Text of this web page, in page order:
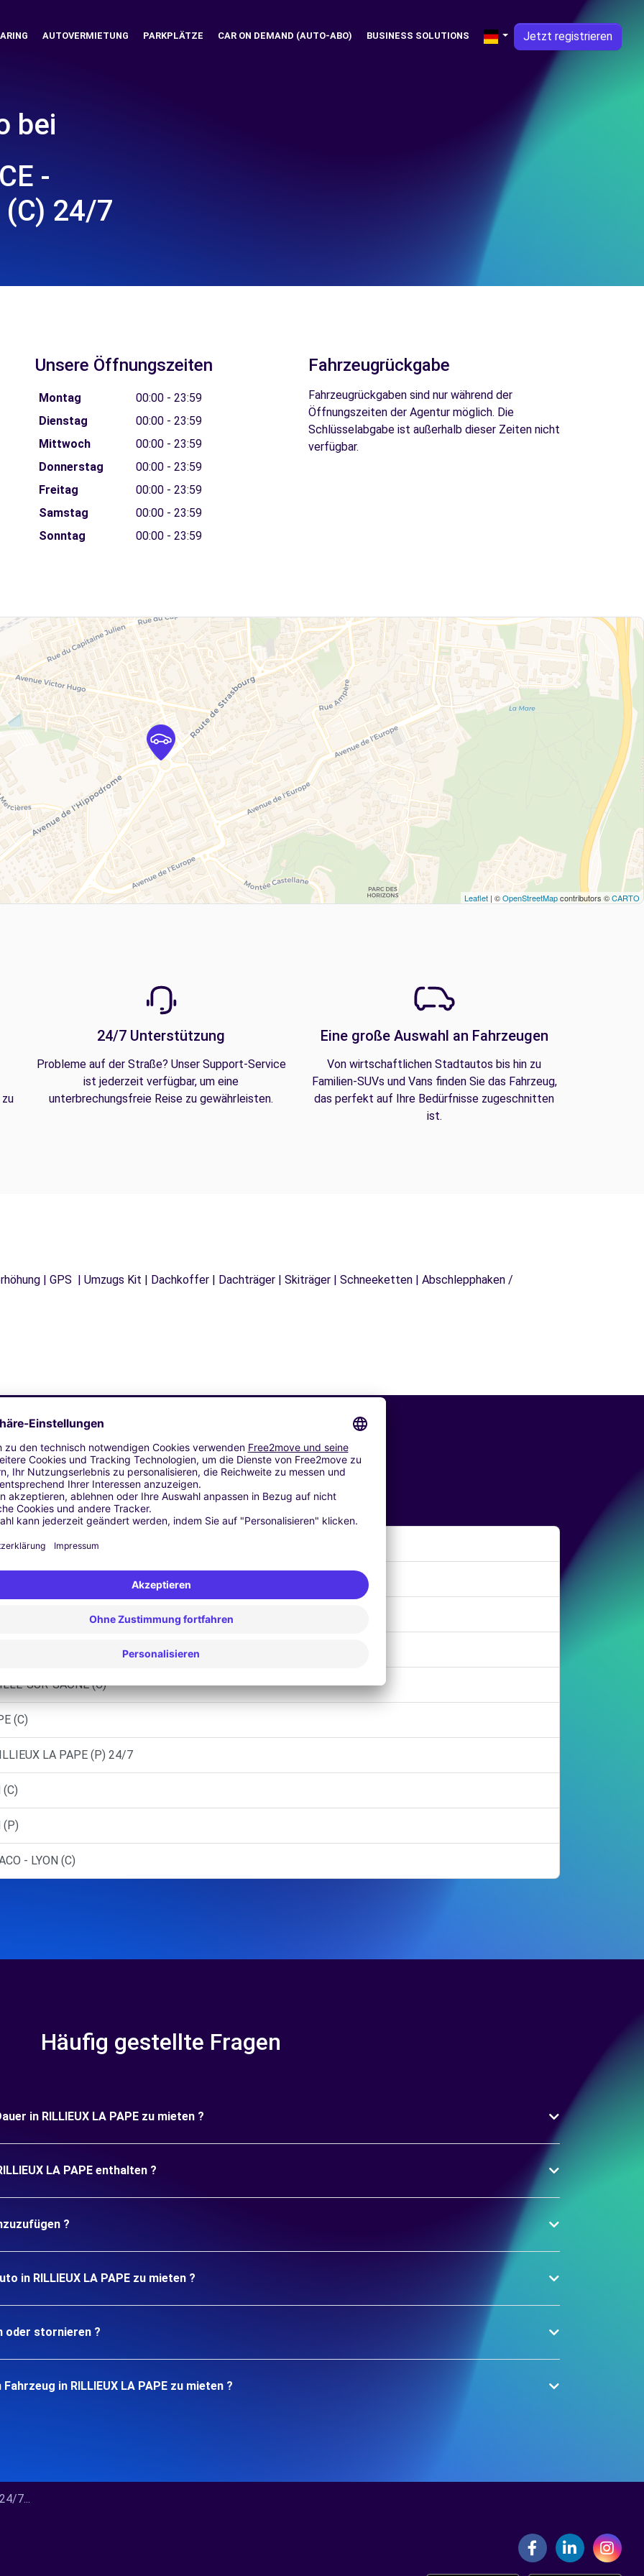
AUTOVERMIETUNG PARKPLÄTZE CAR ON DEMAND (AUTO-ABO) BUSINESS SOLUTIONS Jetzt registrieren
bei
-
(C) 24/7
Unsere Öffnungszeiten
Montag
00:00 - 23:59
Dienstag
00:00 - 23:59
Mittwoch
00:00 - 23:59
Donnerstag
00:00 - 23:59
Freitag
00:00 - 23:59
Samstag
00:00 - 23:59
Sonntag
00:00 - 23:59
Fahrzeugrückgabe
Fahrzeugrückgaben sind nur während der
Öffnungszeiten der Agentur möglich. Die
Schlüsselabgabe ist außerhalb dieser Zeiten nicht
verfügbar.
Leaflet | ©OpenStreetMapcontributors ©CARTO
24/7 Unterstützung
Probleme auf der Straße? Unser Support-Service
ist jederzeit verfügbar, um eine
unterbrechungsfreie Reise zu gewährleisten.
Eine große Auswahl an Fahrzeugen
Von wirtschaftlichen Stadtautos bis hin zu
Familien-SUVs und Vans finden Sie das Fahrzeug,
das perfekt auf Ihre Bedürfnisse zugeschnitten
ist.
| GPS | Umzugs Kit | Dachkoffer | Dachträger | Skiträger | Schneeketten | Abschlepphaken /
Ähnliche Agenturen
VELIN
- VILLEURBANNE (C)
SUR-SAONE (C)
(C)
LA PAPE (P) 24/7
(P)
- LYON (C)
Häufig gestellte Fragen
in RILLIEUX LA PAPE zu mieten ?
LA PAPE enthalten ?
?
in RILLIEUX LA PAPE zu mieten ?
oder stornieren ?
in RILLIEUX LA PAPE zu mieten ?
7...